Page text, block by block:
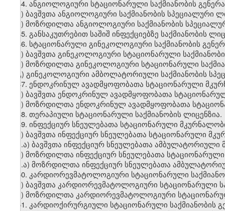
44. ანგიოლოგიური სტაციონარული საქმიანობის
ა) ბავშვთა ანგიოლოგიური საქმიანობის სპეციალური
ბ) მოზრდილთა ანგიოლოგიური საქმიანობის
45. განსაკუთრებით საშიშ ინფექციებზე საქმიანობის
46. სტაციონარული გინეკოლოგიური საქმიანობის
ა) ბავშვთა გინეკოლოგიური სტაციონარული
ბ) მოზრდილთა გინეკოლოგიური სტაციონარული
გ) გინეკოლოგიური ამბოლატორიული საქმიანობის
47. ენდოკრინულ ავადმყოფობათა სტაციონარული
ა) ბავშვთა ენდოკრინულ ავადმყოფობათა
ბ) მოზრდილთა ენდოკრინულ ავადმყოფობათა
48. თერაპიული სტაციონარული საქმიანობის ლიცენზია.
49. ინფექციურ სნეულებათა სტაციონარული
ა) ბავშვთა ინფექციურ სნეულებათა სტაციონარული
ა.ა) ბავშვთა ინფექციურ სნეულებათა
ბ) მოზრდილთა ინფექციურ სნეულებათა
ბ.ა) მოზრდილთა ინფექციურ სნეულებათა
50. კარდიორევმატოლოგიური სტაციონარული
ა) ბავშვთა კარდიორევმატოლოგიური სტაციონარული
ბ) მოზრდილთა კარდიორევმატოლოგიური
51. კარდიოქირურგიული სტაციონარული საქმიანობის